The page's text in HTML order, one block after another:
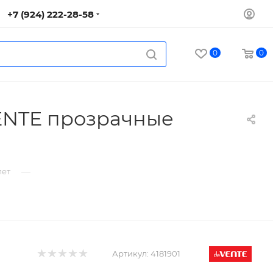
+7 (924) 222-28-58
0 0
прозрачные
—
Артикул: 4181901